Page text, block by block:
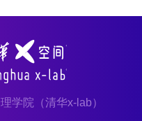
学院（清华x-lab）